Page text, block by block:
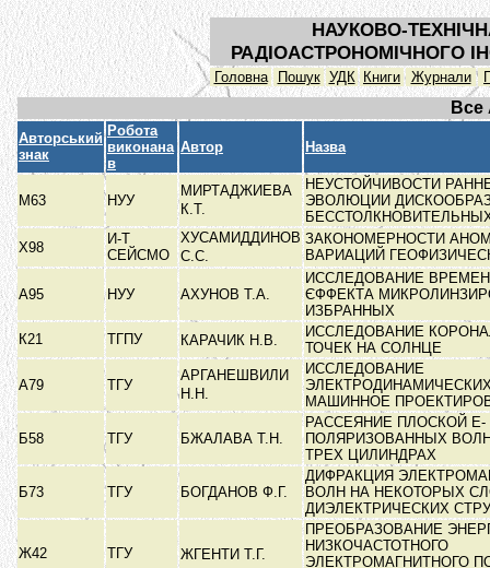
НАУКОВО-
РАДІОАСТРОНОМІЧНОГО
Головна Пошук УДК Книги Журнали
Все
Авторський
знак
Робота
виконана
в
Автор Назва
М63 НУУ
МИРТАДЖИЕВА
К.Т.
НЕУСТОЙЧИВОСТИ
ЭВОЛЮЦИИ
Х98
И-Т
СЕЙСМО
ХУСАМИДДИНОВ
С.С.
ЗАКОНОМЕРНОСТИ
ВАРИАЦИЙ
А95 НУУ АХУНОВ Т.А.
ИССЛЕДОВАНИЕ
ЄФФЕКТА
ИЗБРАННЫХ
К21
ТГПУ КАРАЧИК Н.В.
ИССЛЕДОВАНИЕ
ТОЧЕК НА СОЛНЦЕ
А79 ТГУ
АРГАНЕШВИЛИ
Н.Н.
ИССЛЕДОВАНИЕ
МАШИННОЕ
Б58 ТГУ БЖАЛАВА Т.Н.
РАССЕЯНИЕ ПЛОСКОЙ Е-
ПОЛЯРИЗОВАННЫХ
ТРЕХ ЦИЛИНДРАХ
Б73 ТГУ БОГДАНОВ Ф.Г.
ДИФРАКЦИЯ
ВОЛН НА НЕКОТОРЫХ
ДИЭЛЕКТРИЧЕСКИХ
Ж42 ТГУ ЖГЕНТИ Т.Г.
ПРЕОБРАЗОВАНИЕ
НИЗКОЧАСТОТНОГО
ЭЛЕКТРОМАГНИТНОГО